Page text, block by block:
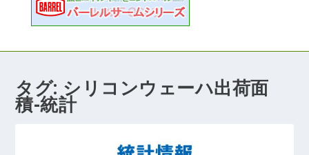
タグ: シリコンウェーハ出荷面
積-統計